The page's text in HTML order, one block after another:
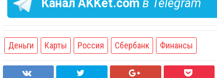
Канал AKKet.com в Telegram
Деньги Карты Россия Сбербанк Финансы